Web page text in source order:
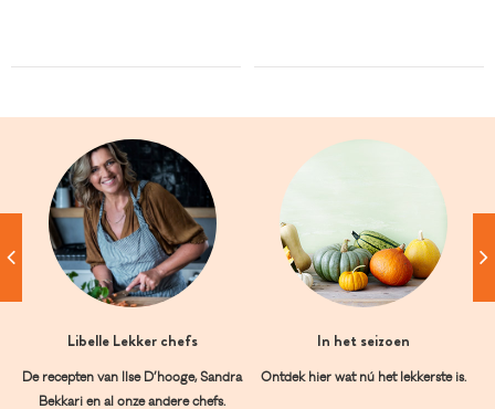
Libelle Lekker chefs
De recepten van Ilse D’hooge, Sandra
Bekkari en al onze andere chefs.
In het seizoen
Ontdek hier wat nú het lekkerste is.